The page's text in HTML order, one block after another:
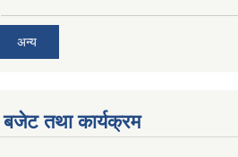
अन्य
बजेट तथा कार्यक्रम